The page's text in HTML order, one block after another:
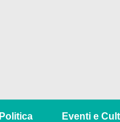
Politica Eventi e